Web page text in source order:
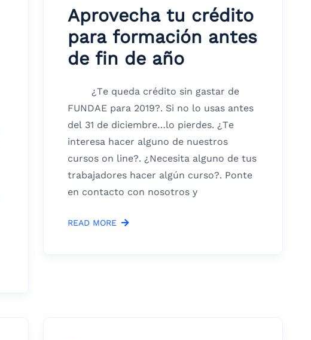
Aprovecha tu crédito
para formación antes
de fin de año
¿Te queda crédito sin gastar de
FUNDAE para 2019?. Si no lo usas antes
del 31 de diciembre…lo pierdes. ¿Te
interesa hacer alguno de nuestros
cursos on line?. ¿Necesita alguno de tus
trabajadores hacer algún curso?. Ponte
en contacto con nosotros y
READ MORE